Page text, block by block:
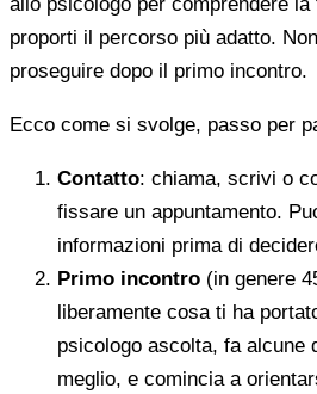
proporti il percorso più adatto.
proseguire dopo il primo incontro.
Ecco come si svolge, passo per
Contatto: chiama, scrivi o
fissare un appuntamento.
informazioni prima di
Primo incontro (in genere
liberamente cosa ti ha
psicologo ascolta, fa alcune
meglio, e comincia a